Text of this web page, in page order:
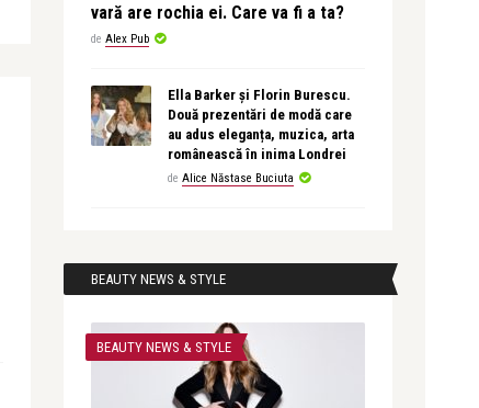
vară are rochia ei. Care va fi a ta?
de Alex Pub
Ella Barker și Florin Burescu.
Două prezentări de modă care
au adus eleganța, muzica, arta
românească în inima Londrei
de Alice Năstase Buciuta
BEAUTY NEWS & STYLE
BEAUTY NEWS & STYLE